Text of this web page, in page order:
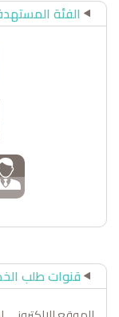
الفئة
قنوات طلب